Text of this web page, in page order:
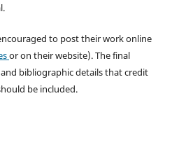
to post their work online
or on their website). The final
bibliographic details that credit
be included.